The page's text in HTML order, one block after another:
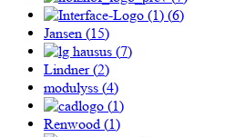
(6)
Jansen (15)
(7)
Lindner (2)
modulyss (4)
(1)
Renwood (1)